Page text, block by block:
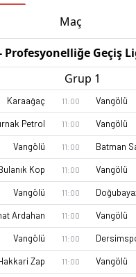
Maç
Profesyonelliğe Geçiş
Grup 1
Karaağaç 11:00 Vangölü
Petrol 11:00 Vangölü
Vangölü 11:00 Batman
Kop 11:00 Vangölü
Vangölü 11:00
Ardahan 11:00 Vangölü
Vangölü 11:00
Zap 11:00 Vangölü